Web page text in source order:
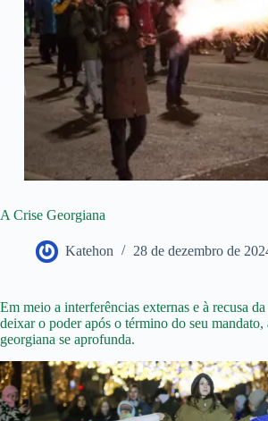
A Crise Georgiana
Katehon 28 de dezembro de
Em meio a interferências externas e à recusa
deixar o poder após o término do seu mandato,
georgiana se aprofunda.